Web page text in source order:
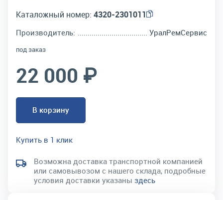
Каталожный номер: 4320-2301011
Производитель: УралРемСервис
под заказ
22 000 ₽
В корзину
Купить в 1 клик
Возможна доставка транспортной компанией
или самовывозом с нашего склада, подробные
условия доставки указаны здесь